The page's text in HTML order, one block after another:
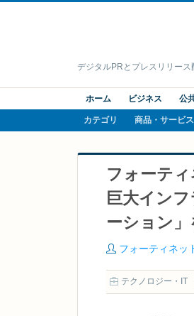
デジタルPRとプレスリリース
ホーム ビジネス 公
カテゴリ 商品・サービス
フォーテ
巨大イン
ーション
フォーティネッ
テクノロジー・IT